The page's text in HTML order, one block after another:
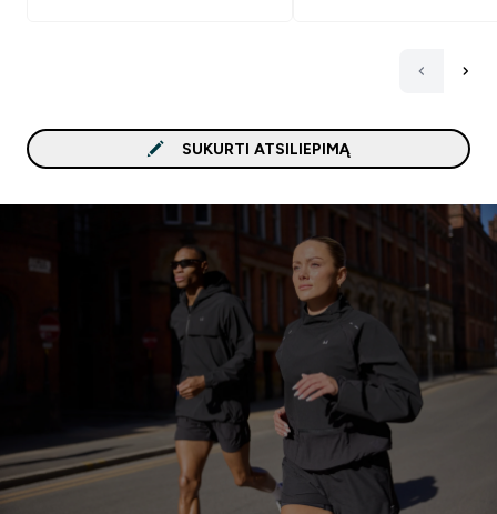
SUKURTI ATSILIEPIMĄ